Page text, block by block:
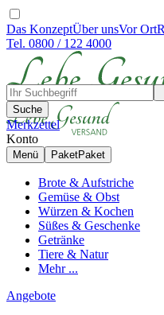
Das KonzeptÜber unsVor Ort
Tel. 0800 / 122 4000
Suche
Merkzettel
Konto
Menü PaketPaket
Brote & Aufstriche
Gemüse & Obst
Würzen & Kochen
Süßes & Geschenke
Getränke
Tiere & Natur
Mehr ...
Angebote